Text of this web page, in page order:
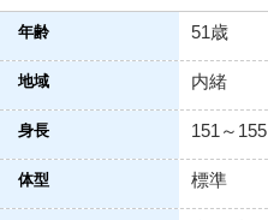
年齢 51歳
地域 内緒
身長 151～155
体型 標準